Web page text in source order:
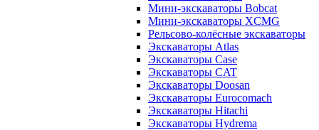
Мини-экскаваторы Bobcat
Мини-экскаваторы XCMG
Рельсово-колёсные экскаваторы
Экскаваторы Atlas
Экскаваторы Case
Экскаваторы CAT
Экскаваторы Doosan
Экскаваторы Eurocomach
Экскаваторы Hitachi
Экскаваторы Hydrema